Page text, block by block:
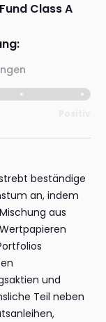
Class A
beständige
an, indem
aus
und
Teil neben